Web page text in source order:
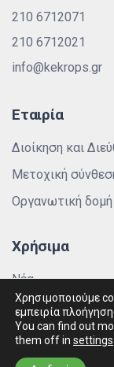
210 6712071
210 6712021
info@kekrops.gr
Εταιρία
Διοίκηση και
Μετοχική
Οργανωτική δομή
Χρήσιμα
Νέα
Πολιτική
Χρησιμοποιούμε
εμπειρία
You can find out
them off in settings